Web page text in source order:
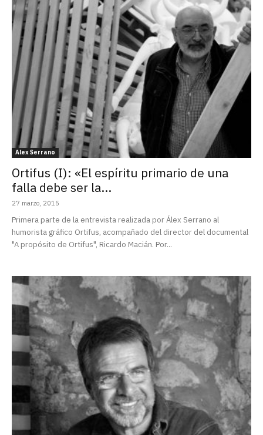
Alex Serrano
Ortifus (I): «El espíritu primario de una
falla debe ser la...
27 marzo, 2015
Primera parte de la entrevista realizada por Álex Serrano al
humorista gráfico Ortifus, acompañado del director del documental
"A propósito de Ortifus", Ricardo Macián. Por...